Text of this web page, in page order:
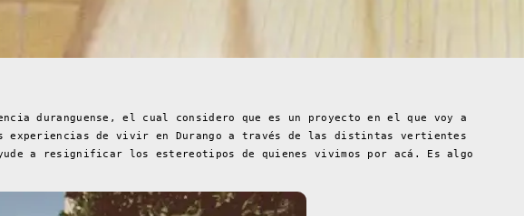
duranguense, el cual considero que es un proyecto en el que voy a
experiencias de vivir en Durango a través de las distintas vertientes
a resignificar los estereotipos de quienes vivimos por acá. Es algo